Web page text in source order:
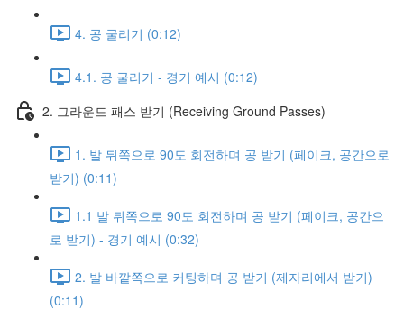
4. 공 굴리기 (0:12)
4.1. 공 굴리기 - 경기 예시 (0:12)
2. 그라운드 패스 받기 (Receiving Ground Passes)
1. 발 뒤쪽으로 90도 회전하며 공 받기 (페이크, 공간으로
받기) (0:11)
1.1 발 뒤쪽으로 90도 회전하며 공 받기 (페이크, 공간으
로 받기) - 경기 예시 (0:32)
2. 발 바깥쪽으로 커팅하며 공 받기 (제자리에서 받기)
(0:11)